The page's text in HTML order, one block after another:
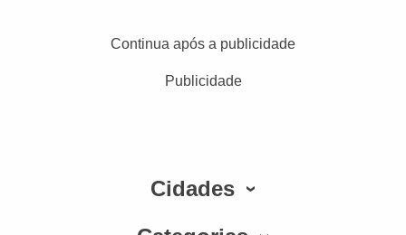
Continua após a publicidade
Publicidade
Cidades